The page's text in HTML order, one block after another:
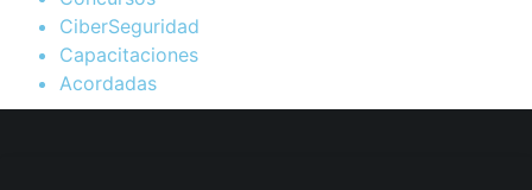
CiberSeguridad
Capacitaciones
Acordadas